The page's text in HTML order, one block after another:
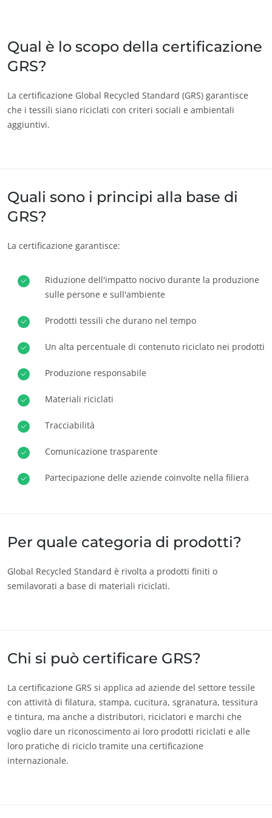
Chi siamo
Lavora con noi
IL NOSTRO IMPEGNO CSR
Agire attraverso i nostri servizi
Progressi con i nostri team
Impegno per l'ambiente
Innovare con il nostro ecosistema
India (inglese)
America
Argentina (spagnolo)
Brasile (portoghese)
Colombia (spagnolo)
Messico
Europa
Germania
Italia (italiano)
Portogallo (portoghese)
Spagna (spagnolo)
Svizzera (tedesco)
Turchia (turco)
Qual è lo scopo della certificazione
GRS?
La certificazione Global Recycled Standard (GRS) garantisce
che i tessili siano riciclati con criteri sociali e ambientali
aggiuntivi.
Quali sono i principi alla base di
GRS?
La certificazione garantisce:
Riduzione dell'impatto nocivo durante la produzione
sulle persone e sull'ambiente
Prodotti tessili che durano nel tempo
Un alta percentuale di contenuto riciclato nei prodotti
Produzione responsabile
Materiali riciclati
Tracciabilità
Comunicazione trasparente
Partecipazione delle aziende coinvolte nella filiera
Per quale categoria di prodotti?
Global Recycled Standard è rivolta a prodotti finiti o
semilavorati a base di materiali riciclati.
Chi si può certificare GRS?
La certificazione GRS si applica ad aziende del settore tessile
con attività di filatura, stampa, cucitura, sgranatura, tessitura
e tintura, ma anche a distributori, riciclatori e marchi che
voglio dare un riconoscimento ai loro prodotti riciclati e alle
loro pratiche di riciclo tramite una certificazione
internazionale.